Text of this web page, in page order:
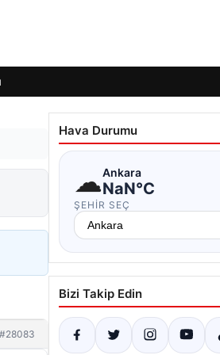
#28083
Hava Durumu
☁Ankara
NaN°C
ŞEHIR SEÇ
Bizi Takip Edin